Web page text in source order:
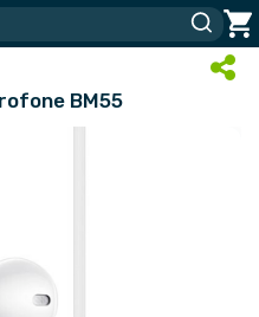
BM55